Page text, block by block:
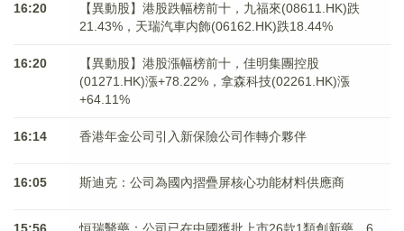
16:20
【異動股】港股跌幅榜前十，九福來(08611.HK)跌
21.43%，天瑞汽車内飾(06162.HK)跌18.44%
16:20
【異動股】港股漲幅榜前十，佳明集團控股
(01271.HK)漲+78.22%，拿森科技(02261.HK)漲
+64.11%
16:14 香港年金公司引入新保險公司作轉介夥伴
16:05 斯迪克：公司為國內摺疊屏核心功能材料供應商